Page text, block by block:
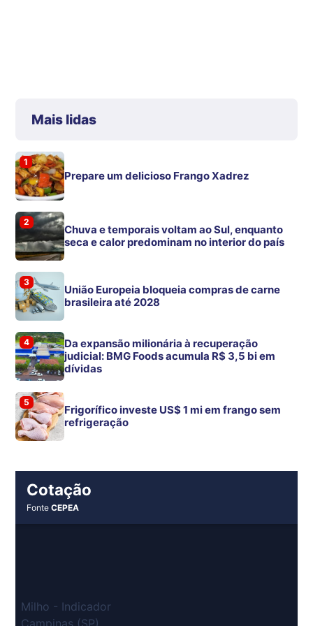
Mais lidas
1
Prepare um delicioso Frango Xadrez
2
Chuva e temporais voltam ao Sul, enquanto
seca e calor predominam no interior do país
3
União Europeia bloqueia compras de carne
brasileira até 2028
4
Da expansão milionária à recuperação
judicial: BMG Foods acumula R$ 3,5 bi em
dívidas
5
Frigorífico investe US$ 1 mi em frango sem
refrigeração
Cotação
FonteCEPEA
Milho - Indicador
Campinas (SP)